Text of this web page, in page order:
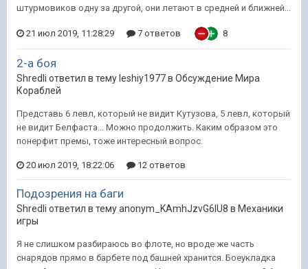
штурмовиков одну за другой, они летают в средней и ближней...
21 июл 2019, 11:28:29 7 ответов 8
2-а боя
Shredli ответил в тему leshiy1977 в Обсуждение Мира
Кораблей
Представь 6 левл, который не видит Кутузова, 5 левл, который
не видит Белфаста... Можно продолжить. Каким образом это
понерфит премы, тоже интересный вопрос.
20 июл 2019, 18:22:06 12 ответов
Подозрения на баги
Shredli ответил в тему anonym_KAmhJzvG6IU8 в Механики
игры
Я не слишком разбираюсь во флоте, но вроде же часть
снарядов прямо в барбете под башней хранится. Боеукладка